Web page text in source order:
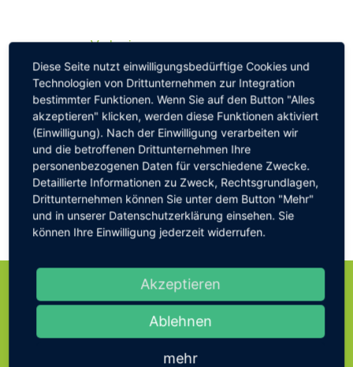
Vorherig
Einladung zur
Einwohnerversammlung der
Stadt Bad Breisig
Nächstes
Erfolgreicher Obstsortentag in
Gönnersdorf
ÖFFNUNGSZEITEN
VERWALTUNG
Diese Seite nutzt einwilligungsbedürftige Cookies und
Technologien von Drittunternehmen zur Integration
bestimmter Funktionen. Wenn Sie auf den Button "Alles
akzeptieren" klicken, werden diese Funktionen aktiviert
(Einwilligung). Nach der Einwilligung verarbeiten wir
und die betroffenen Drittunternehmen Ihre
personenbezogenen Daten für verschiedene Zwecke.
Detaillierte Informationen zu Zweck, Rechtsgrundlagen,
Drittunternehmen können Sie unter dem Button "Mehr"
und in unserer Datenschutzerklärung einsehen. Sie
können Ihre Einwilligung jederzeit widerrufen.
Akzeptieren
Ablehnen
mehr